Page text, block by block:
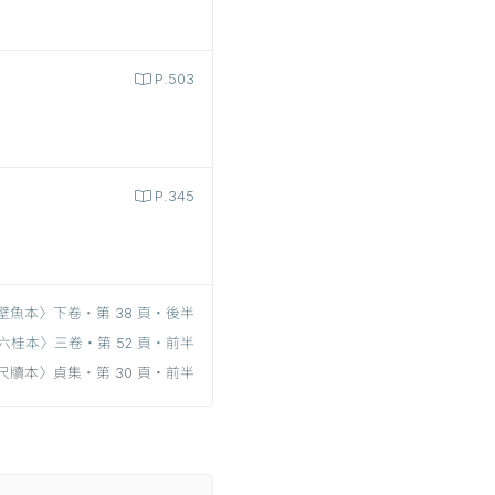
P.503
P.345
壁魚本〉下卷‧第 38 頁‧後半
六桂本〉三卷‧第 52 頁‧前半
尺牘本〉貞集‧第 30 頁‧前半